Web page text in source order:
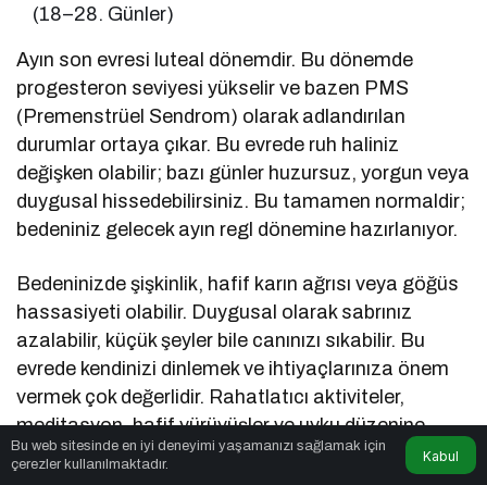
(18–28. Günler)
Ayın son evresi luteal dönemdir. Bu dönemde
progesteron seviyesi yükselir ve bazen PMS
(Premenstrüel Sendrom) olarak adlandırılan
durumlar ortaya çıkar. Bu evrede ruh haliniz
değişken olabilir; bazı günler huzursuz, yorgun veya
duygusal hissedebilirsiniz. Bu tamamen normaldir;
bedeniniz gelecek ayın regl dönemine hazırlanıyor.
Bedeninizde şişkinlik, hafif karın ağrısı veya göğüs
hassasiyeti olabilir. Duygusal olarak sabrınız
azalabilir, küçük şeyler bile canınızı sıkabilir. Bu
evrede kendinizi dinlemek ve ihtiyaçlarınıza önem
vermek çok değerlidir. Rahatlatıcı aktiviteler,
meditasyon, hafif yürüyüşler ve uyku düzenine
dikkat etmek ruh halinizi dengelemeye yardımcı
Bu web sitesinde en iyi deneyimi yaşamanızı sağlamak için
çerezler kullanılmaktadır.
Kabul